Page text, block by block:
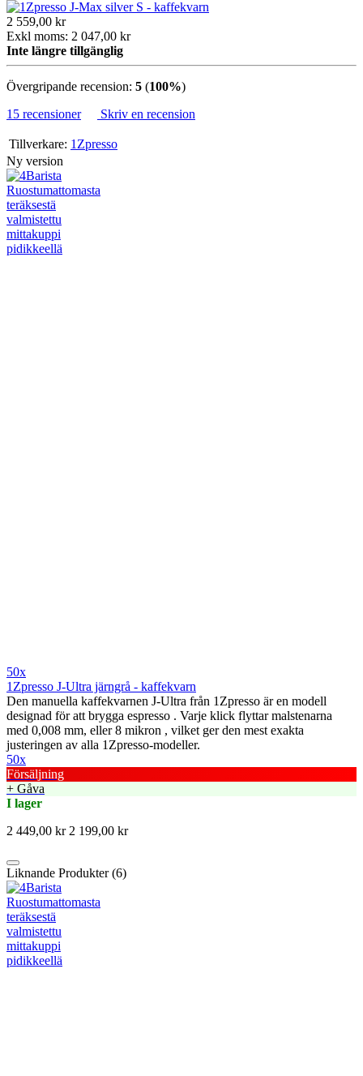
2 559,00 kr
Exkl moms: 2 047,00 kr
Inte längre tillgänglig
Övergripande recension: 5 (100%)
15 recensioner
Skriv en recension
Tillverkare: 1Zpresso
Ny version
50x
1Zpresso J-Ultra järngrå - kaffekvarn
Den manuella kaffekvarnen J-Ultra från 1Zpresso är en modell
designad för att brygga espresso . Varje klick flyttar malstenarna
med 0,008 mm, eller 8 mikron , vilket ger den mest exakta
justeringen av alla 1Zpresso-modeller.
50x
Försäljning
+ Gåva
I lager
2 449,00 kr 2 199,00 kr
Liknande Produkter (6)